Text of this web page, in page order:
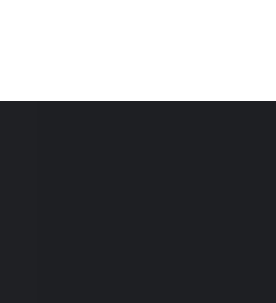
Biaya Transportasi